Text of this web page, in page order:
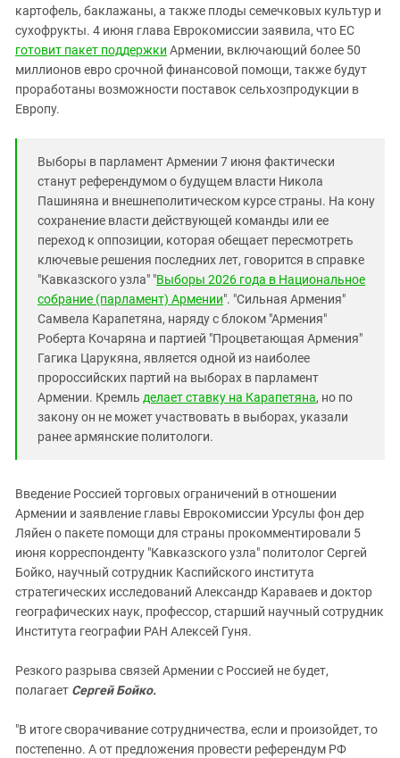
картофель, баклажаны, а также плоды семечковых культур и
сухофрукты. 4 июня глава Еврокомиссии заявила, что ЕС
готовит пакет поддержки Армении, включающий более 50
миллионов евро срочной финансовой помощи, также будут
проработаны возможности поставок сельхозпродукции в
Европу.
Выборы в парламент Армении 7 июня фактически
станут референдумом о будущем власти Никола
Пашиняна и внешнеполитическом курсе страны. На кону
сохранение власти действующей команды или ее
переход к оппозиции, которая обещает пересмотреть
ключевые решения последних лет, говорится в справке
"Кавказского узла" "Выборы 2026 года в Национальное
собрание (парламент) Армении". "Сильная Армения"
Самвела Карапетяна, наряду с блоком "Армения"
Роберта Кочаряна и партией "Процветающая Армения"
Гагика Царукяна, является одной из наиболее
пророссийских партий на выборах в парламент
Армении. Кремль делает ставку на Карапетяна, но по
закону он не может участвовать в выборах, указали
ранее армянские политологи.
Введение Россией торговых ограничений в отношении
Армении и заявление главы Еврокомиссии Урсулы фон дер
Ляйен о пакете помощи для страны прокомментировали 5
июня корреспонденту "Кавказского узла" политолог Сергей
Бойко, научный сотрудник Каспийского института
стратегических исследований Александр Караваев и доктор
географических наук, профессор, старший научный сотрудник
Института географии РАН Алексей Гуня.
Резкого разрыва связей Армении с Россией не будет,
полагает Сергей Бойко.
"В итоге сворачивание сотрудничества, если и произойдет, то
постепенно. А от предложения провести референдум РФ